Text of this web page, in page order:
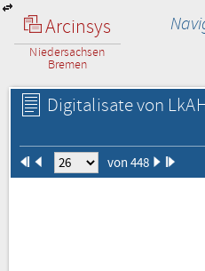
Arcinsys
Niedersachsen
Bremen
Digitalisate von
von 448